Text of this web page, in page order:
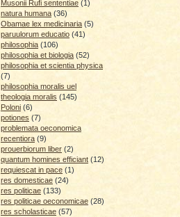
Musonii Rufi sententiae (1)
natura humana (36)
Obamae lex medicinaria (5)
paruulorum educatio (41)
philosophia (106)
philosophia et biologia (52)
philosophia et scientia physica
(7)
philosophia moralis uel
theologia moralis (145)
Poloni (6)
potiones (7)
problemata oeconomica
recentiora (9)
prouerbiorum liber (2)
quantum homines efficiant (12)
requiescat in pace (1)
res domesticae (24)
res politicae (133)
res politicae oeconomicae (28)
res scholasticae (57)